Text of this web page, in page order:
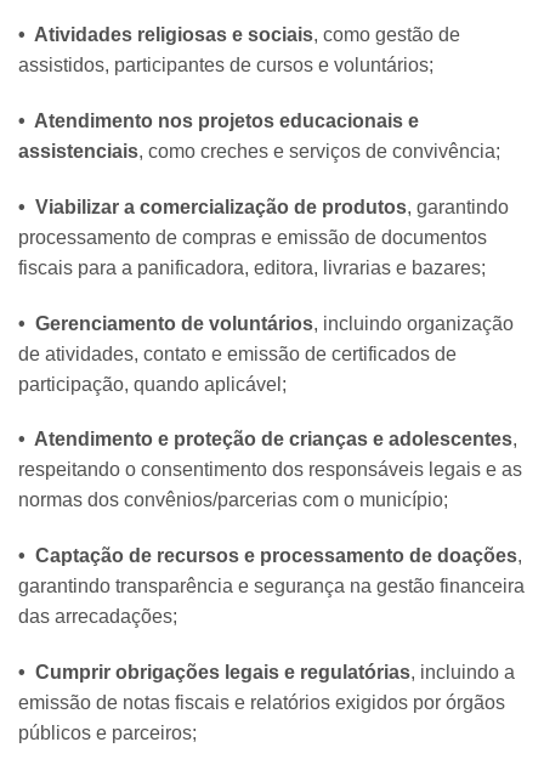
• Atividades religiosas e sociais, como gestão de
assistidos, participantes de cursos e voluntários;
• Atendimento nos projetos educacionais e
assistenciais, como creches e serviços de convivência;
• Viabilizar a comercialização de produtos, garantindo
processamento de compras e emissão de documentos
fiscais para a panificadora, editora, livrarias e bazares;
• Gerenciamento de voluntários, incluindo organização
de atividades, contato e emissão de certificados de
participação, quando aplicável;
• Atendimento e proteção de crianças e adolescentes,
respeitando o consentimento dos responsáveis legais e as
normas dos convênios/parcerias com o município;
• Captação de recursos e processamento de doações,
garantindo transparência e segurança na gestão financeira
das arrecadações;
• Cumprir obrigações legais e regulatórias, incluindo a
emissão de notas fiscais e relatórios exigidos por órgãos
públicos e parceiros;